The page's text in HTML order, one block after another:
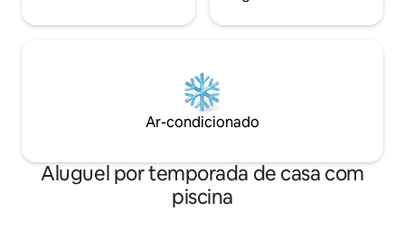
Ar-condicionado
Aluguel por temporada de casa com
piscina